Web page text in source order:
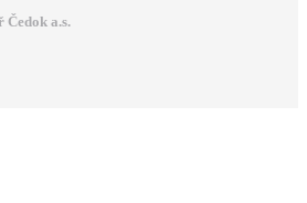
Čedok a.s.